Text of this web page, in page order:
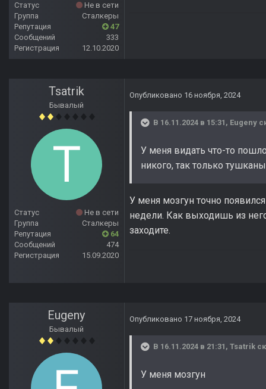
Статус
Не в сети
Группа
Сталкеры
Репутация
47
Сообщений
333
Регистрация
12.10.2020
Tsatrik
Бывалый
Статус
Не в сети
Группа
Сталкеры
Репутация
64
Сообщений
474
Регистрация
15.09.2020
Опубликовано 16 ноября, 2024
В 16.11.2024 в 15:31, Eugeny
У меня видать что-то
никого, так только
У меня мозгун точно
недели. Как выходишь из
заходите.
Eugeny
Бывалый
Опубликовано 17 ноября, 2024
В 16.11.2024 в 21:31, Tsatrik
У меня мозгун